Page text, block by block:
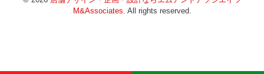
M&Associates. All rights reserved.